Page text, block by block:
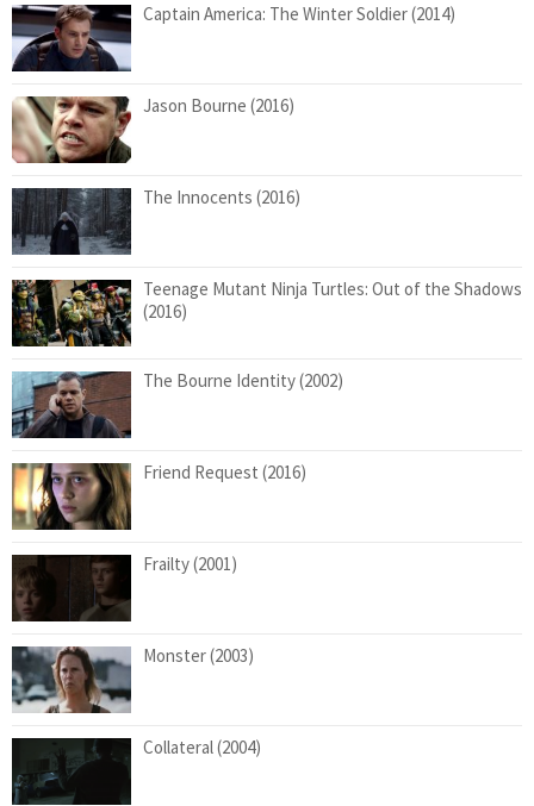
Captain America: The Winter Soldier (2014)
Jason Bourne (2016)
The Innocents (2016)
Teenage Mutant Ninja Turtles: Out of the Shadows
(2016)
The Bourne Identity (2002)
Friend Request (2016)
Frailty (2001)
Monster (2003)
Collateral (2004)